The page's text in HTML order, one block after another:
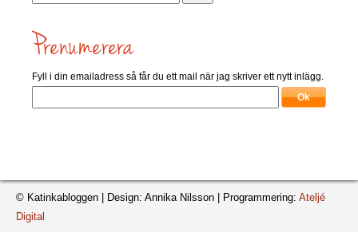
Fyll i din emailadress så får du ett mail när jag skriver ett nytt inlägg.
© Katinkabloggen | Design: Annika Nilsson | Programmering: Ateljé
Digital